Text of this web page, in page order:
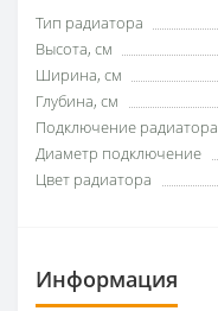
Тип радиатора
Высота, см
Ширина, см
Глубина, см
Подключение радиатора
Диаметр подключение
Цвет радиатора
Информация